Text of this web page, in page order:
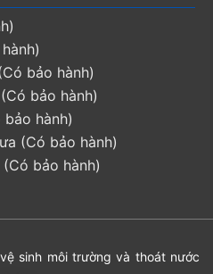
bảo hành)
bảo hành)
hành)
(Có bảo hành)
bảo hành)
sinh môi trường và thoát nước